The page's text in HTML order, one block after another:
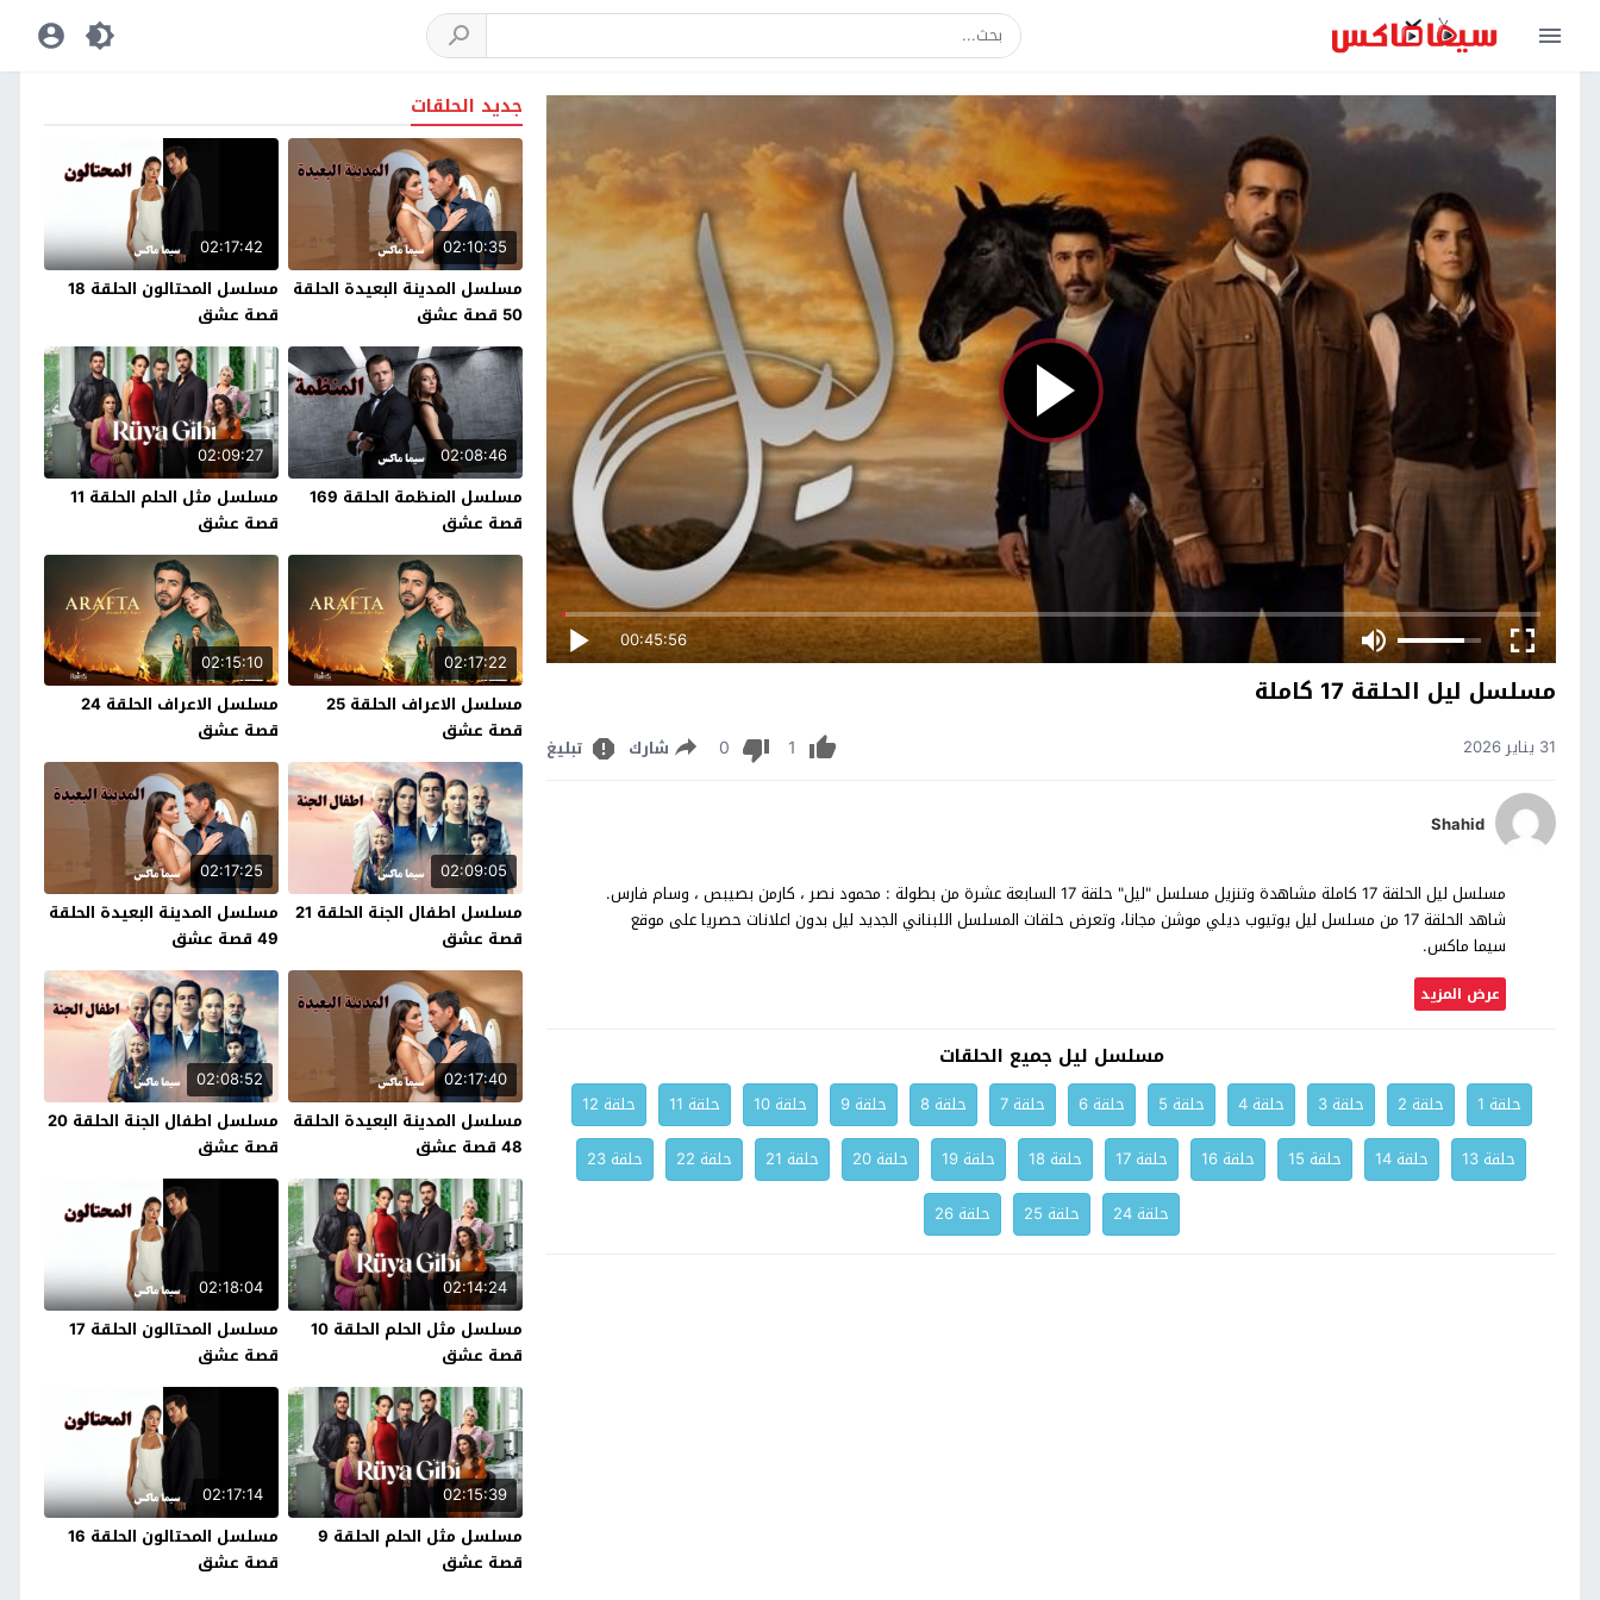
00:45:56
مسلسل ليل الحلقة 17 كاملة
31 يناير 2026 1
0 شارك تبليغ
Shahid
مسلسل ليل الحلقة 17 كاملة مشاهدة وتنزيل مسلسل "ليل" حلقة 17 السابعة عشرة من بطولة : محمود نصر ، كارمن بصيبص ، وسام فارس.
شاهد الحلقة 17 من مسلسل ليل يوتيوب ديلي موشن مجانا، وتعرض حلقات المسلسل اللبناني الجديد ليل بدون اعلانات حصريا على موقع
سيما ماكس.
عرض المزيد
مسلسل ليل جميع الحلقات
حلقة 1 حلقة 2 حلقة 3 حلقة 4 حلقة 5 حلقة 6 حلقة 7 حلقة 8 حلقة 9 حلقة 10 حلقة 11
حلقة 12
حلقة 13
حلقة 14 حلقة 15 حلقة 16 حلقة 17 حلقة 18 حلقة 19 حلقة 20 حلقة 21 حلقة 22
حلقة 23
حلقة 24
حلقة 25 حلقة 26
جديد الحلقات
02:10:35
مسلسل المدينة البعيدة الحلقة
50 قصة عشق
02:17:42
مسلسل المحتالون الحلقة 18
قصة عشق
02:08:46
مسلسل المنظمة الحلقة 169
قصة عشق
02:09:27
مسلسل مثل الحلم الحلقة 11
قصة عشق
02:17:22
مسلسل الاعراف الحلقة 25
قصة عشق
02:15:10
مسلسل الاعراف الحلقة 24
قصة عشق
02:09:05
مسلسل اطفال الجنة الحلقة 21
قصة عشق
02:17:25
مسلسل المدينة البعيدة الحلقة
49 قصة عشق
02:17:40
مسلسل المدينة البعيدة الحلقة
48 قصة عشق
02:08:52
مسلسل اطفال الجنة الحلقة 20
قصة عشق
02:14:24
مسلسل مثل الحلم الحلقة 10
قصة عشق
02:18:04
مسلسل المحتالون الحلقة 17
قصة عشق
02:15:39
مسلسل مثل الحلم الحلقة 9
قصة عشق
02:17:14
مسلسل المحتالون الحلقة 16
قصة عشق